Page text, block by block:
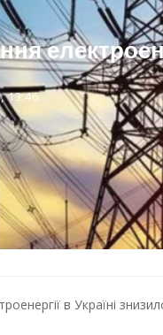
для Одеси
13:46
в Україні